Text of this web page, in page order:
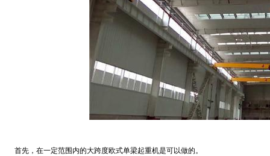
首先，在一定范围内的大跨度欧式单梁起重机是可以做的。